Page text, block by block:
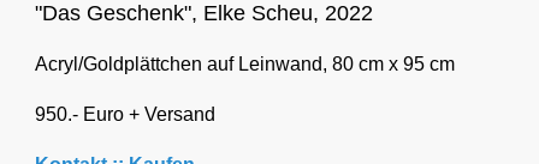
"Das Geschenk", Elke Scheu, 2022
Acryl/Goldplättchen auf Leinwand, 80 cm x 95 cm
950.- Euro + Versand